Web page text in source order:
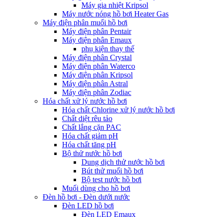
Máy gia nhiệt Kripsol
Máy nước nóng hồ bơi Heater Gas
Máy điện phân muối hồ bơi
Máy điện phân Pentair
Máy điện phân Emaux
phụ kiện thay thế
Máy điện phân Crystal
Máy điện phân Waterco
Máy điện phân Kripsol
Máy điện phân Astral
Máy điện phân Zodiac
Hóa chất xử lý nước hồ bơi
Hóa chất Chlorine xử lý nước hồ bơi
Chất diệt rêu tảo
Chất lắng cặn PAC
Hóa chất giảm pH
Hóa chất tăng pH
Bộ thử nước hồ bơi
Dung dịch thử nước hồ bơi
Bút thử muối hồ bơi
Bộ test nước hồ bơi
Muối dùng cho hồ bơi
Đèn hồ bơi - Đèn dưới nước
Đèn LED hồ bơi
Đèn LED Emaux